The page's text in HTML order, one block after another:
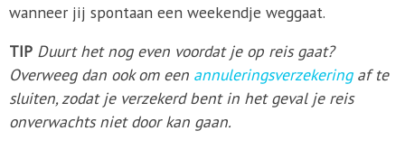
wanneer jij spontaan een weekendje weggaat.
TIP Duurt het nog even voordat je op reis gaat?
Overweeg dan ook om een annuleringsverzekeringaf te
sluiten, zodat je verzekerd bent in het geval je reis
onverwachts niet door kan gaan.